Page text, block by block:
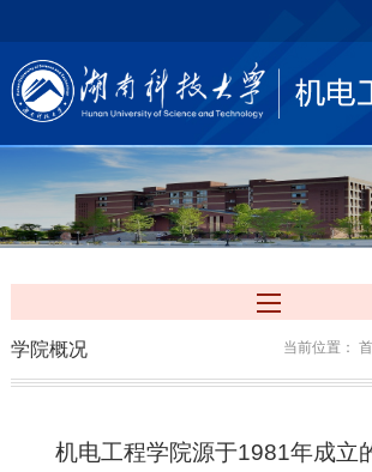
当前位置：
学院概况
机电工程学院源于1981年成立